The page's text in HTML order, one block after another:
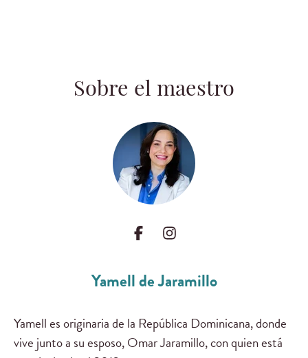
Sobre el maestro
Yamell de Jaramillo
Yamell es originaria de la República Dominicana, donde
vive junto a su esposo, Omar Jaramillo, con quien está